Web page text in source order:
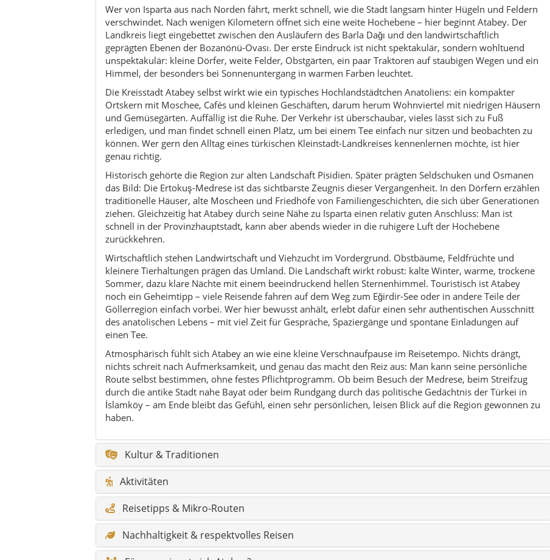
das Bild: Die Ertokuş-Medrese ist das sichtbarste Zeugnis dieser Vergangenheit. In den Dörfern erzählen
traditionelle Häuser, alte Moscheen und Friedhöfe von Familiengeschichten, die sich über Generationen
ziehen. Gleichzeitig hat Atabey durch seine Nähe zu Isparta einen relativ guten Anschluss: Man ist
schnell in der Provinzhauptstadt, kann aber abends wieder in die ruhigere Luft der Hochebene
zurückkehren.
kleinere Tierhaltungen prägen das Umland. Die Landschaft wirkt robust: kalte Winter, warme, trockene
Sommer, dazu klare Nächte mit einem beeindruckend hellen Sternenhimmel. Touristisch ist Atabey
noch ein Geheimtipp – viele Reisende fahren auf dem Weg zum Eğirdir-See oder in andere Teile der
Göllerregion einfach vorbei. Wer hier bewusst anhält, erlebt dafür einen sehr authentischen Ausschnitt
des anatolischen Lebens – mit viel Zeit für Gespräche, Spaziergänge und spontane Einladungen auf
einen Tee.
Atmosphärisch fühlt sich Atabey an wie eine kleine Verschnaufpause im Reisetempo. Nichts drängt,
nichts schreit nach Aufmerksamkeit, und genau das macht den Reiz aus: Man kann seine persönliche
Route selbst bestimmen, ohne festes Pflichtprogramm. Ob beim Besuch der Medrese, beim Streifzug
durch die antike Stadt nahe Bayat oder beim Rundgang durch das politische Gedächtnis der Türkei in
İslamköy – am Ende bleibt das Gefühl, einen sehr persönlichen, leisen Blick auf die Region gewonnen zu
haben.
Kultur & Traditionen
Aktivitäten
Reisetipps & Mikro-Routen
Nachhaltigkeit & respektvolles Reisen
Für wen eignet sich Atabey?
Kulinarik & regionale Küche
Natur & Outdoor
Feste & Veranstaltungen
Geschichte & Timeline
Hidden Gems rund um Atabey
Legenden aus Atabey